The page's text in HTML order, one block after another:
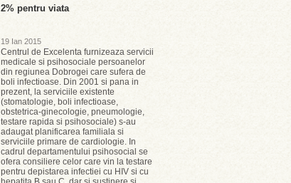
2% pentru viata
19 Ian 2015
Centrul de Excelenta furnizeaza servicii
medicale si psihosociale persoanelor
din regiunea Dobrogei care sufera de
boli infectioase. Din 2001 si pana in
prezent, la serviciile existente
(stomatologie, boli infectioase,
obstetrica-ginecologie, pneumologie,
testare rapida si psihosociale) s-au
adaugat planificarea familiala si
serviciile primare de cardiologie. In
cadrul departamentului psihosocial se
ofera consiliere celor care vin la testare
pentru depistarea infectiei cu HIV si cu